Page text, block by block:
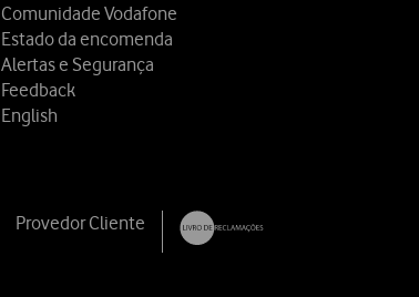
Comunidade Vodafone
Estado da encomenda
Alertas e Segurança
Feedback
English
Provedor Cliente